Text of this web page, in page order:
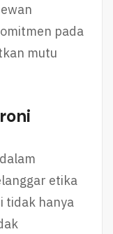
pada
mutu
etika
tidak hanya